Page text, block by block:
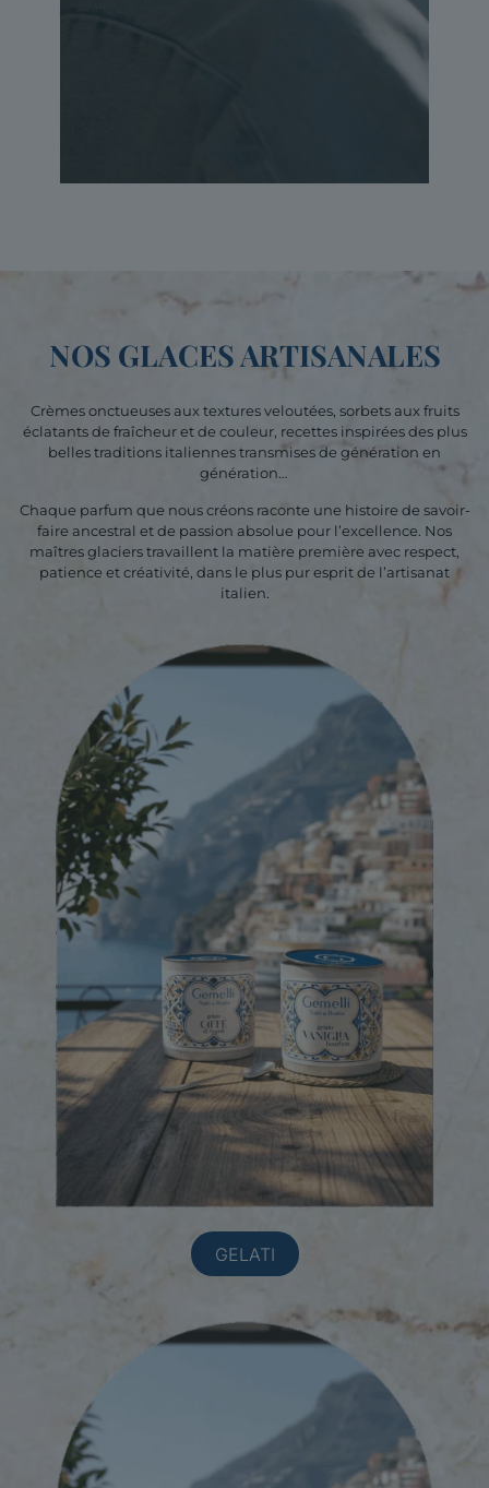
NOS GLACES ARTISANALES
Crèmes onctueuses aux textures veloutées, sorbets aux fruits
éclatants de fraîcheur et de couleur, recettes inspirées des plus
belles traditions italiennes transmises de génération en
génération…
Chaque parfum que nous créons raconte une histoire de savoir-
faire ancestral et de passion absolue pour l’excellence. Nos
maîtres glaciers travaillent la matière première avec respect,
patience et créativité, dans le plus pur esprit de l’artisanat
italien.
GELATI